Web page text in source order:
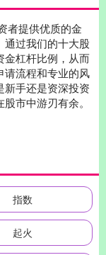
者提供优质的金
通过我们的十大股
金杠杆比例，从而
请流程和专业的风
新手还是资深投资
市中游刃有余。
指数
起火